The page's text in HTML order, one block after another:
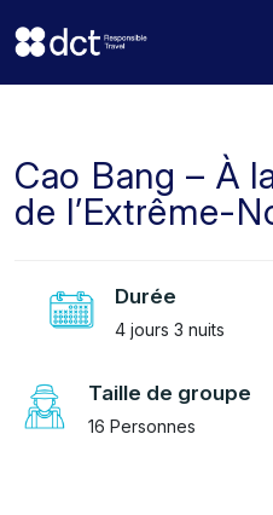
Cao Bang – À
de l’Extrême-
Durée
4 jours 3 nuits
Taille de groupe
16 Personnes